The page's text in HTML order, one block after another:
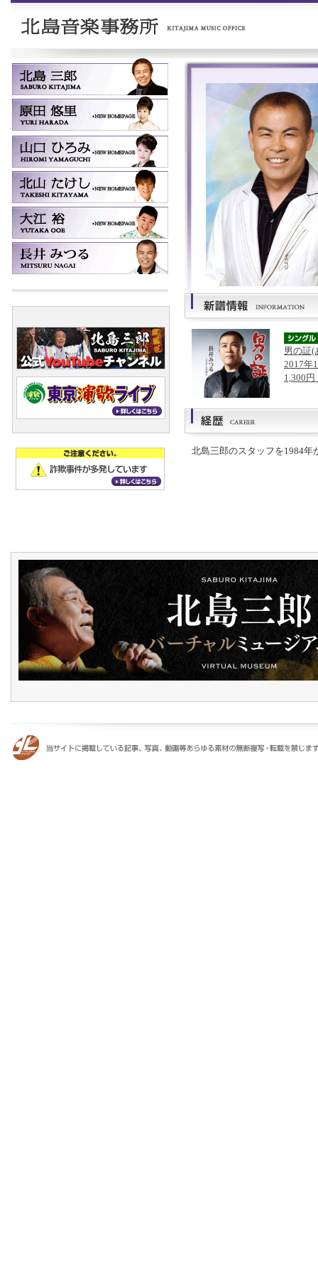
男の証(
2017年
1,300
北島三郎のスタッフを1984年